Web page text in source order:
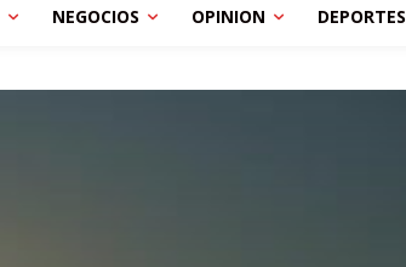
NEGOCIOS OPINION DEPORTES